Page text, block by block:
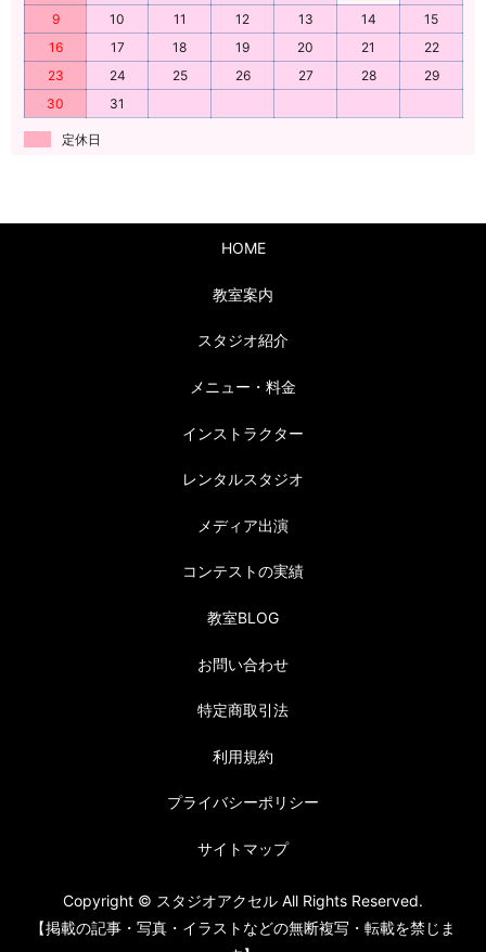
9
10 11 12 13 14
15
16
17 18 19 20 21
22
23
24 25 26 27 28
29
30
31
定休日
HOME
教室案内
スタジオ紹介
メニュー・料金
インストラクター
レンタルスタジオ
メディア出演
コンテストの実績
教室BLOG
お問い合わせ
特定商取引法
利用規約
プライバシーポリシー
サイトマップ
Copyright © スタジオアクセル All Rights Reserved.
【掲載の記事・写真・イラストなどの無断複写・転載を禁じま